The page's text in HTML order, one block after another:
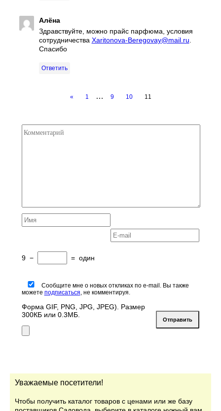
Алёна
Здравствуйте, можно прайс парфюма, условия
сотрудничества Xaritonova-Beregovay@mail.ru
Спасибо
Ответить
« 1 … 9 10 11
9 − = один
Сообщите мне о новых откликах по e-mail. Вы также
можете подписаться, не комментируя.
Форма GIF, PNG, JPG, JPEG). Размер
300КБ или 0.3МБ.
Уважаемые посетители!
Чтобы получить каталог товаров с ценами или же базу